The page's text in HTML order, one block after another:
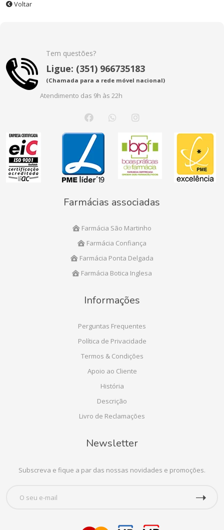
Voltar
Tem questões?
Ligue: (351) 966735183
(Chamada para a rede móvel nacional)
Atendimento das 9h às 22h
Farmácias associadas
Farmácia São Martinho
Farmácia Confiança
Farmácia Ponta Delgada
Farmácia Botica Inglesa
Informações
Perguntas Frequentes
Política de Privacidade
Termos & Condições
Apoio ao Cliente
História
Descrição
Livro de Reclamações
Newsletter
Subscreva e fique a par das nossas novidades e promoções.